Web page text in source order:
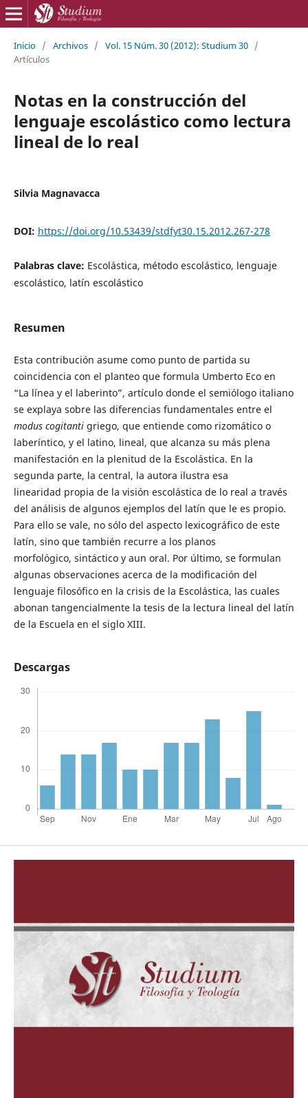
Inicio / Archivos / Vol. 15 Núm. 30 (2012): Studium 30 /
Artículos
Notas en la construcción del
lenguaje escolástico como lectura
lineal de lo real
Silvia Magnavacca
DOI: https://doi.org/10.53439/stdfyt30.15.2012.267-278
Palabras clave: Escolástica, método escolástico, lenguaje
escolástico, latín escolástico
Resumen
Esta contribución asume como punto de partida su
coincidencia con el planteo que formula Umberto Eco en
“La línea y el laberinto”, artículo donde el semiólogo italiano
se explaya sobre las diferencias fundamentales entre el
modus cogitantigriego, que entiende como rizomático o
laberíntico, y el latino, lineal, que alcanza su más plena
manifestación en la plenitud de la Escolástica. En la
segunda parte, la central, la autora ilustra esa
linearidad propia de la visión escolástica de lo real a través
del análisis de algunos ejemplos del latín que le es propio.
Para ello se vale, no sólo del aspecto lexicográfico de este
latín, sino que también recurre a los planos
morfológico, sintáctico y aun oral. Por último, se formulan
algunas observaciones acerca de la modificación del
lenguaje filosófico en la crisis de la Escolástica, las cuales
abonan tangencialmente la tesis de la lectura lineal del latín
de la Escuela en el siglo XIII.
Descargas